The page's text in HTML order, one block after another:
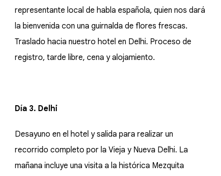
representante local de habla española, quien nos dará
la bienvenida con una guirnalda de flores frescas.
Traslado hacia nuestro hotel en Delhi. Proceso de
registro, tarde libre, cena y alojamiento.
Día 3. Delhi
Desayuno en el hotel y salida para realizar un
recorrido completo por la Vieja y Nueva Delhi. La
mañana incluye una visita a la histórica Mezquita